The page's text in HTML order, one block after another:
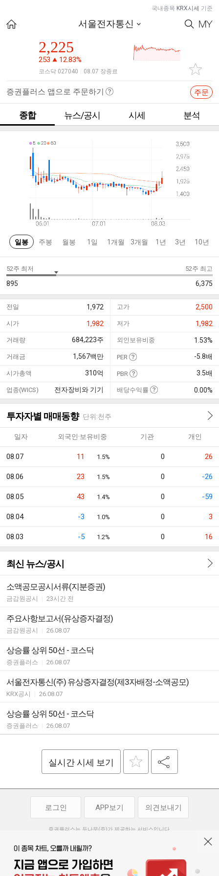
국내종목 KRX시세 기준
서울전자통신
2,225
253 12.83%
코스닥 027040 08.07 장종료
증권플러스 앱으로 주문하기 주문
종합 뉴스/공시 시세 분석
일봉 주봉 월봉 1일 1개월 3개월 1년 3년 10년
52주 최저
895
52주 최고
6,375
전일 1,972 고가 2,500
시가 1,982 저가 1,982
거래량 684,223주 외인보유비중 1.53%
거래금 1,567백만 PER -5.8배
시가총액 310억 PBR 3.5배
업종(WICS) 전자장비와 기기 배당수익률 0.00%
투자자별 매매동향 단위:천주
일자 외국인·보유비중 기관 개인
08.07 11 1.5% 0 26
08.06 23 1.5% 0 -26
08.05 43 1.4% 0 -59
08.04 -3 1.0% 0 3
08.03 -5 1.2% 0 16
최신 뉴스/공시
소액공모공시서류(지분증권)
금감원공시 23시간 전
주요사항보고서(유상증자결정)
금감원공시 26.08.07
상승률 상위 50선 - 코스닥
증권플러스 26.08.07
서울전자통신(주) 유상증자결정(제3자배정-소액공모)
KRX공시 26.08.07
상승률 상위 50선 - 코스닥
증권플러스 26.08.07
실시간 시세 보기
로그인 APP보기 의견보내기
증권플러스는 두나무(주)가 제공하는 서비스입니다.
투자 참고사항이며, 정보 제공 과정에서 오류나 지연이 발생할 수 있습니다.
두나무(주)는 제공된 정보에 의한 투자 결과에 대하여 법적인 책임을
부담하지 않습니다. 본 서비스에서 제공되는 정보의 무단 배포를 금합니다.
이용약관 | 청소년보호정책 개인정보처리방침